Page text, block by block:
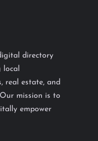
directory
real estate, and
mission is to
empower